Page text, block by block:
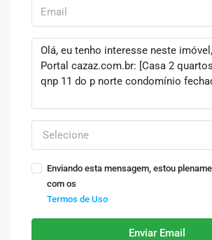
Selecione
Enviando esta mensagem, estou
com os
Termos de Uso
Enviar Email